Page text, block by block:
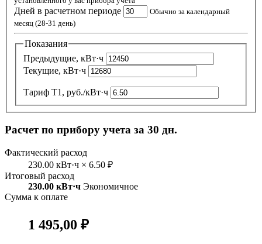
Дней в расчетном периоде
Обычно за календарный
месяц (28-31 день)
Показания
Предыдущие, кВт·ч
Текущие, кВт·ч
Тариф Т1, руб./кВт·ч
Расчет по прибору учета за 30 дн.
Фактический расход
230.00 кВт·ч × 6.50 ₽
Итоговый расход
230.00 кВт·ч Экономичное
Сумма к оплате
1 495,00 ₽